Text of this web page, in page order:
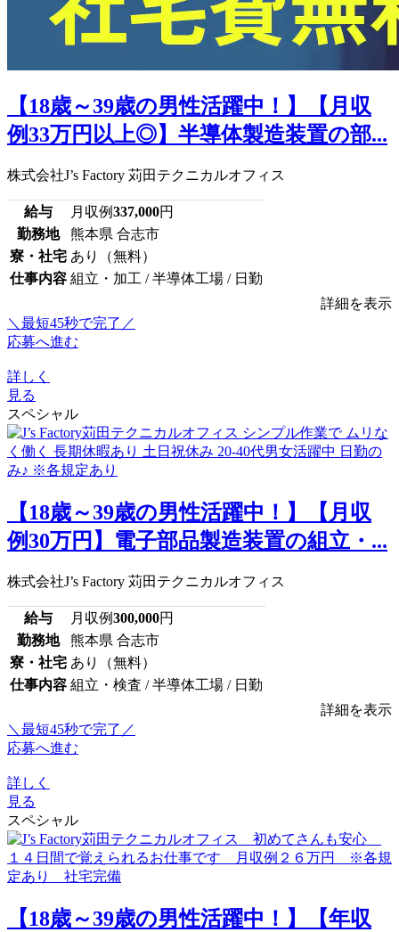
【18歳～39歳の男性活躍中！】【月収
例33万円以上◎】半導体製造装置の部...
株式会社J’s Factory 苅田テクニカルオフィス
給与 月収例337,000円
勤務地
熊本県 合志市
寮・社宅 あり（無料）
仕事内容 組立・加工 / 半導体工場 / 日勤
詳細を表示
＼最短45秒で完了／
応募へ進む
詳しく
見る
スペシャル
【18歳～39歳の男性活躍中！】【月収
例30万円】電子部品製造装置の組立・...
株式会社J’s Factory 苅田テクニカルオフィス
給与 月収例300,000円
勤務地
熊本県 合志市
寮・社宅 あり（無料）
仕事内容 組立・検査 / 半導体工場 / 日勤
詳細を表示
＼最短45秒で完了／
応募へ進む
詳しく
見る
スペシャル
【18歳～39歳の男性活躍中！】【年収